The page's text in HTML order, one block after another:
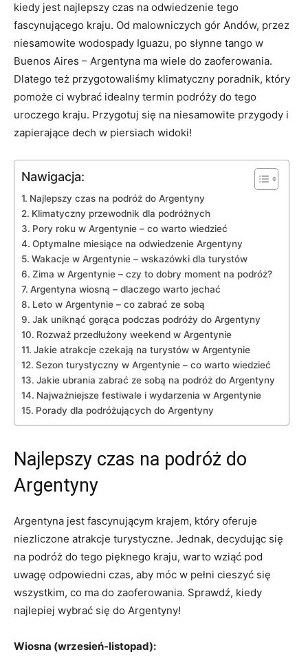
kiedy jest najlepszy czas na odwiedzenie tego
fascynującego kraju. Od malowniczych gór Andów, przez
niesamowite wodospady Iguazu, po słynne⁤ tango w
Buenos Aires – Argentyna ma‍ wiele do zaoferowania.
Dlatego też przygotowaliśmy klimatyczny poradnik, który
pomoże ci wybrać idealny termin podróży do tego
uroczego kraju. Przygotuj się na niesamowite przygody i
zapierające dech w ⁤piersiach widoki!
Nawigacja:
Najlepszy czas‌ na podróż do Argentyny
Klimatyczny przewodnik dla podróżnych
Pory roku w Argentynie – co warto wiedzieć
Optymalne miesiące na odwiedzenie ​Argentyny
Wakacje w Argentynie – wskazówki dla turystów
Zima w Argentynie – czy to dobry moment⁤ na podróż?
Argentyna⁤ wiosną – dlaczego warto jechać
Leto w Argentynie – co zabrać ze‌ sobą
Jak ⁤uniknąć gorąca podczas podróży do Argentyny
Rozważ przedłużony weekend⁣ w ‍Argentynie
Jakie atrakcje ⁣czekają ⁤na turystów w Argentynie
Sezon turystyczny⁤ w​ Argentynie – co warto wiedzieć
Jakie ubrania ‌zabrać ze sobą na podróż do Argentyny
Najważniejsze festiwale i wydarzenia w Argentynie
Porady dla podróżujących ⁤do Argentyny
Najlepszy czas‌ na podróż do
Argentyny
Argentyna jest fascynującym ⁣krajem,‌ który oferuje
niezliczone atrakcje​ turystyczne. Jednak,⁣ decydując się
‍na podróż do tego ⁤pięknego kraju, warto wziąć ​pod
uwagę odpowiedni czas, aby móc⁤ w pełni⁢ cieszyć się
wszystkim, co ma do zaoferowania. Sprawdź, kiedy
‍najlepiej​ wybrać się do Argentyny!
Wiosna (wrzesień-listopad):